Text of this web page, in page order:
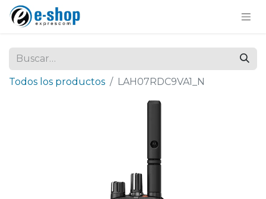
Todos los productos LAH07RDC9VA1_N